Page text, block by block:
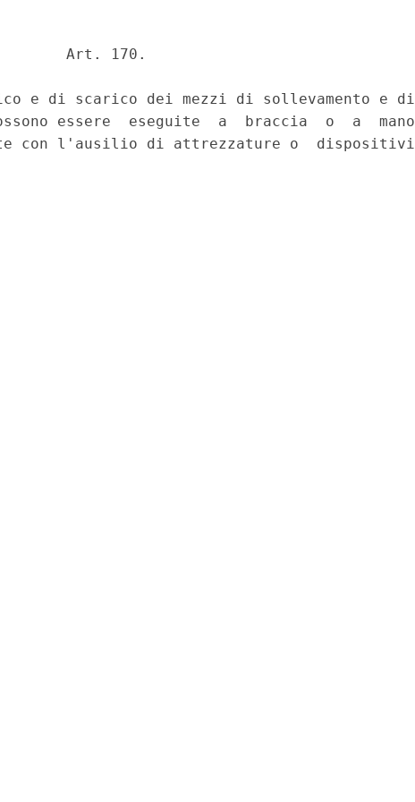
Art. 170.
e di scarico dei mezzi di sollevamento e di
essere  eseguite  a  braccia  o  a  mano
con l'ausilio di attrezzature o  dispositivi